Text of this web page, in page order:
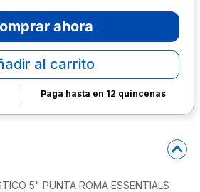
ahora
al carrito
Paga hasta en 12 quincenas
5" PUNTA ROMA ESSENTIALS